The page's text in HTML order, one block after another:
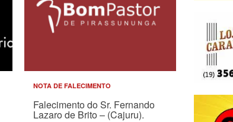
NOTA DE FALECIMENTO
Falecimento do Sr. Fernando
Lazaro de Brito – (Cajuru).